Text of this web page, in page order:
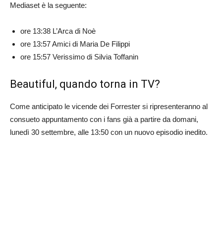
Mediaset è la seguente:
ore 13:38 L’Arca di Noè
ore 13:57 Amici di Maria De Filippi
ore 15:57 Verissimo di Silvia Toffanin
Beautiful, quando torna in TV?
Come anticipato le vicende dei Forrester si ripresenteranno al
consueto appuntamento con i fans già a partire da domani,
lunedì 30 settembre, alle 13:50 con un nuovo episodio inedito.